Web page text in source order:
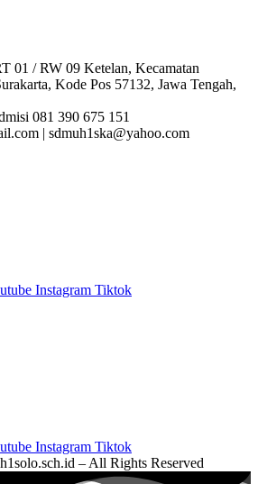
01 / RW 09 Ketelan, Kecamatan
Kode Pos 57132, Jawa Tengah,
081 390 675 151
| sdmuh1ska@yahoo.com
Instagram Tiktok
Instagram Tiktok
– All Rights Reserved